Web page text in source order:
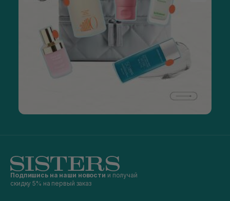
Подпишись на наши новости и получай
скидку 5% на первый заказ